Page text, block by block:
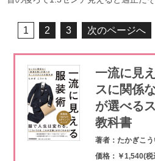
1 2 3 次のページへ
一流に見
スに関係
が選べる
教科書
著者：たかぎこう
価格：￥1,540(税